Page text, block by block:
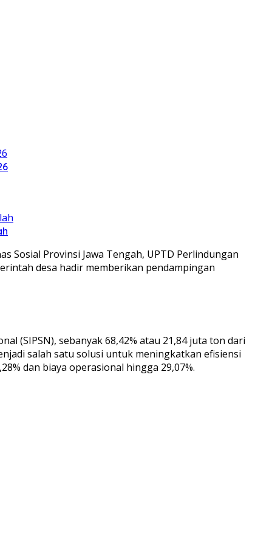
Sosial Provinsi Jawa Tengah, UPTD Perlindungan
desa hadir memberikan pendampingan
(SIPSN), sebanyak 68,42% atau 21,84 juta ton dari
salah satu solusi untuk meningkatkan efisiensi
dan biaya operasional hingga 29,07%.